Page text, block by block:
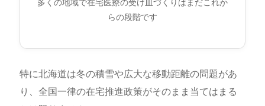
多くの地域で在宅医療の受け皿づくりはまだこれか
らの段階です
特に北海道は冬の積雪や広大な移動距離の問題があ
り、全国一律の在宅推進政策がそのまま当てはまる